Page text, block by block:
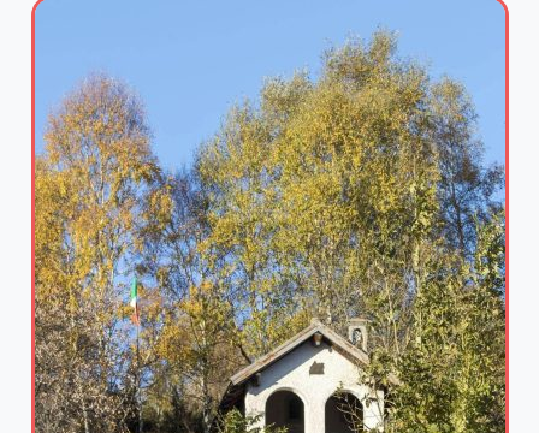
11/08/2026
“I luoghi sono reali”: a Bellano la passeggiata
letteraria con Andrea Vitali per presentare il
nuovo romanzo Il piede nella fossa